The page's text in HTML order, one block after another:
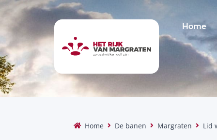
Home
Home De banen Margraten Lid